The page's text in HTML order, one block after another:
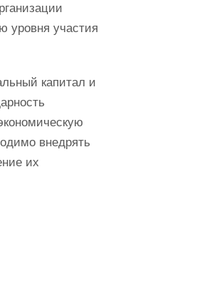
уровня участия
капитал и
внедрять
их